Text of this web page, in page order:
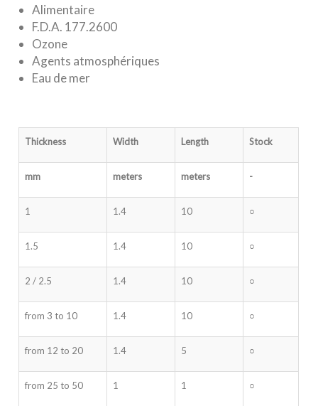
Alimentaire
F.D.A. 177.2600
Ozone
Agents atmosphériques
Eau de mer
Thickness Width Length Stock
mm meters meters -
1 1.4 10 ○
1.5 1.4 10 ○
2 / 2.5 1.4 10 ○
from 3 to 10 1.4 10 ○
from 12 to 20 1.4 5 ○
from 25 to 50 1 1 ○